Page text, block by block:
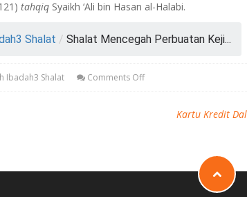
tahqiq Syaikh ‘Ali bin Hasan al-Halabi.
Shalat / Shalat Mencegah Perbuatan Keji...
Ibadah3 Shalat Comments Off
Kartu Kredit